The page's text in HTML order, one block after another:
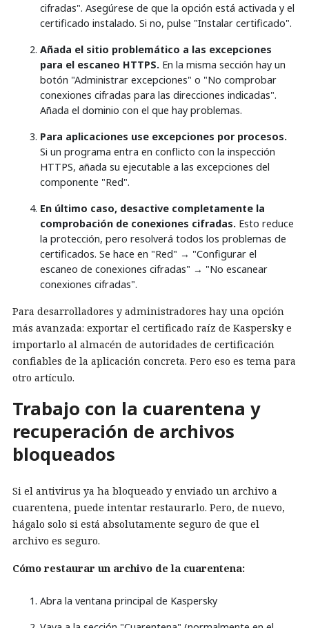
cifradas". Asegúrese de que la opción está activada y el
certificado instalado. Si no, pulse "Instalar certificado".
Añada el sitio problemático a las excepciones
para el escaneo HTTPS. En la misma sección hay un
botón "Administrar excepciones" o "No comprobar
conexiones cifradas para las direcciones indicadas".
Añada el dominio con el que hay problemas.
Para aplicaciones use excepciones por procesos.
Si un programa entra en conflicto con la inspección
HTTPS, añada su ejecutable a las excepciones del
componente "Red".
En último caso, desactive completamente la
comprobación de conexiones cifradas. Esto reduce
la protección, pero resolverá todos los problemas de
certificados. Se hace en "Red" → "Configurar el
escaneo de conexiones cifradas" → "No escanear
conexiones cifradas".
Para desarrolladores y administradores hay una opción
más avanzada: exportar el certificado raíz de Kaspersky e
importarlo al almacén de autoridades de certificación
confiables de la aplicación concreta. Pero eso es tema para
otro artículo.
Trabajo con la cuarentena y
recuperación de archivos
bloqueados
Si el antivirus ya ha bloqueado y enviado un archivo a
cuarentena, puede intentar restaurarlo. Pero, de nuevo,
hágalo solo si está absolutamente seguro de que el
archivo es seguro.
Cómo restaurar un archivo de la cuarentena:
Abra la ventana principal de Kaspersky